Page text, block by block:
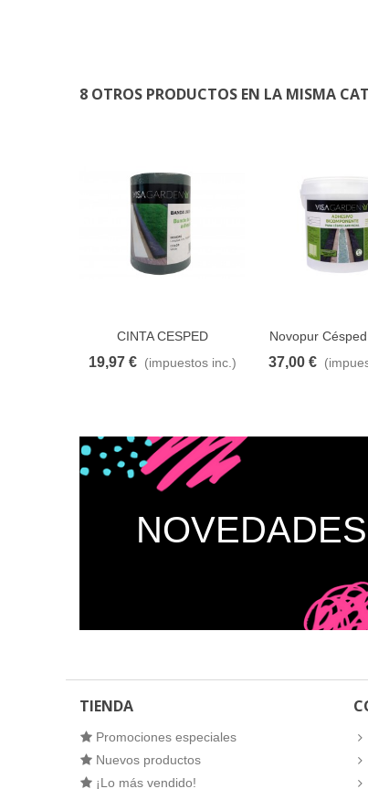
8 OTROS PRODUCTOS EN LA MISMA
Añadir al carrito A lista de deseos
CINTA CESPED
AUTOADHESIVA 150MM *
10 M
19,97 € (impuestos inc.) Añadir al carrito A
Novopur
Bi-
37,00 €
NOVEDADES
TIENDA
Promociones especiales
Nuevos productos
¡Lo más vendido!